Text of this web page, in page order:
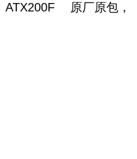
ATX200F
原厂原包，